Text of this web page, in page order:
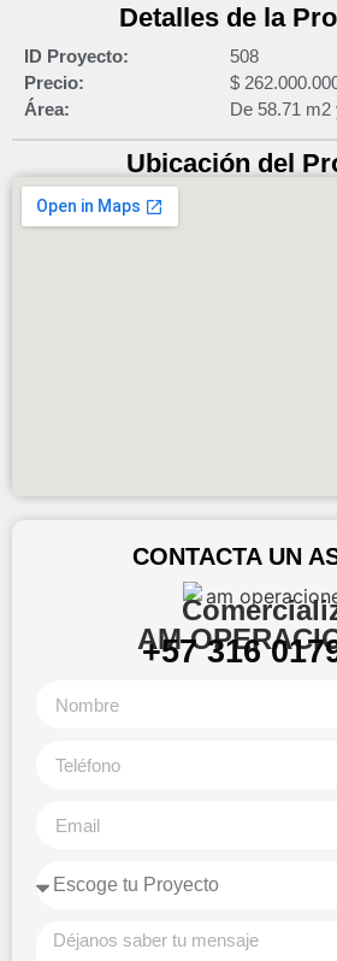
Detalles de la
ID Proyecto:
Precio:
Área:
508
$
De 58.71 m2
Ubicación del
CONTACTA UN
AM
+57 316